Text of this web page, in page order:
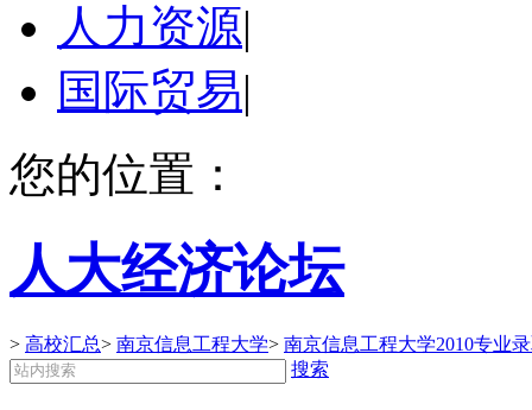
人力资源|
国际贸易|
您的位置：
人大经济论坛
> 高校汇总> 南京信息工程大学> 南京信息工程大学2010专业
搜索